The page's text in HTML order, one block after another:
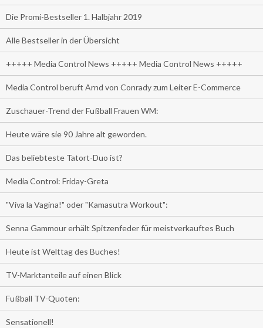
Die Promi-Bestseller 1. Halbjahr 2019
Alle Bestseller in der Übersicht
+++++ Media Control News +++++ Media Control News +++++
Media Control beruft Arnd von Conrady zum Leiter E-Commerce
Zuschauer-Trend der Fußball Frauen WM:
Heute wäre sie 90 Jahre alt geworden.
Das beliebteste Tatort-Duo ist?
Media Control: Friday-Greta
"Viva la Vagina!" oder "Kamasutra Workout":
Senna Gammour erhält Spitzenfeder für meistverkauftes Buch
Heute ist Welttag des Buches!
TV-Marktanteile auf einen Blick
Fußball TV-Quoten:
Sensationell!